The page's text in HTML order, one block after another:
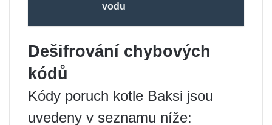
vodu
Dešifrování chybových
kódů
Kódy poruch kotle Baksi jsou
uvedeny v seznamu níže: